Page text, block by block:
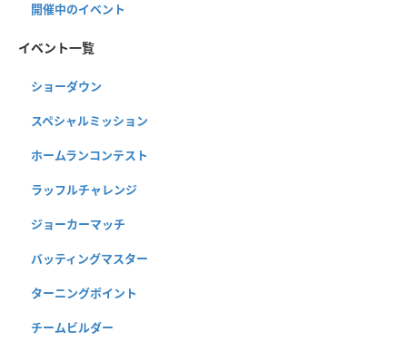
開催中のイベント
イベント一覧
ショーダウン
スペシャルミッション
ホームランコンテスト
ラッフルチャレンジ
ジョーカーマッチ
バッティングマスター
ターニングポイント
チームビルダー